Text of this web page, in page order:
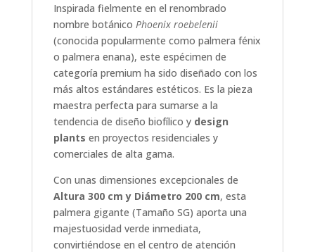
Inspirada fielmente en el renombrado
nombre botánico Phoenix roebelenii
(conocida popularmente como palmera fénix
o palmera enana), este espécimen de
categoría premium ha sido diseñado con los
más altos estándares estéticos. Es la pieza
maestra perfecta para sumarse a la
tendencia de diseño biofílico y design
plants en proyectos residenciales y
comerciales de alta gama.
Con unas dimensiones excepcionales de
Altura 300 cm y Diámetro 200 cm, esta
palmera gigante (Tamaño SG) aporta una
majestuosidad verde inmediata,
convirtiéndose en el centro de atención